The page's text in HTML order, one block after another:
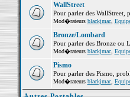
WallStreet
Pour parler des WallStreet,
Mod�rateurs blackjmac,
Bronze/Lombard
Pour parler des Bronze ou
Mod�rateurs blackjmac,
Pismo
Pour parler des Pismo,
Mod�rateurs blackjmac,